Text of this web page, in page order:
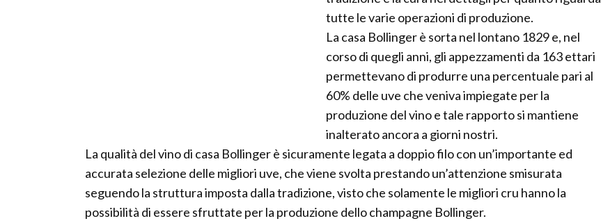
tutte le varie operazioni di produzione.
La casa Bollinger è sorta nel lontano 1829 e, nel
corso di quegli anni, gli appezzamenti da 163 ettari
permettevano di produrre una percentuale pari al
60% delle uve che veniva impiegate per la
produzione del vino e tale rapporto si mantiene
inalterato ancora a giorni nostri.
La qualità del vino di casa Bollinger è sicuramente legata a doppio filo con un’importante ed
accurata selezione delle migliori uve, che viene svolta prestando un’attenzione smisurata
seguendo la struttura imposta dalla tradizione, visto che solamente le migliori cru hanno la
possibilità di essere sfruttate per la produzione dello champagne Bollinger.